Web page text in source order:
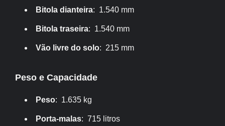
Bitola dianteira: 1.540 mm
Bitola traseira: 1.540 mm
Vão livre do solo: 215 mm
Peso e Capacidade
Peso: 1.635 kg
Porta-malas: 715 litros